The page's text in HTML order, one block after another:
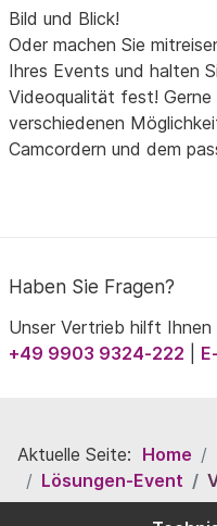
Bild und Blick!
Oder machen Sie
Ihres Events und halten
Videoqualität fest!
verschiedenen
Camcordern und dem
Haben Sie Fragen?
Unser Vertrieb hilft
+49 9903 9324-222
Aktuelle Seite: Home
Lösungen-Event